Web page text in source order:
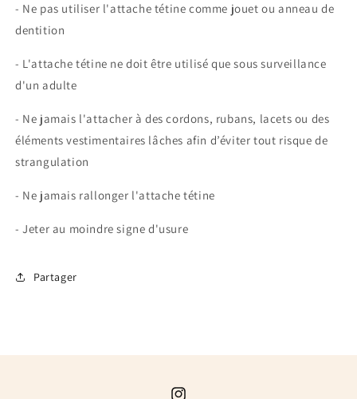
- Ne pas utiliser l'attache tétine comme jouet ou anneau de
dentition
- L'attache tétine ne doit être utilisé que sous surveillance
d'un adulte
- Ne jamais l'attacher à des cordons, rubans, lacets ou des
éléments vestimentaires lâches afin d’éviter tout risque de
strangulation
- Ne jamais rallonger l'attache tétine
- Jeter au moindre signe d'usure
Partager